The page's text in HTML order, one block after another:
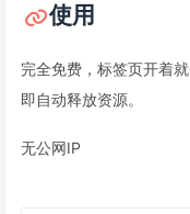
使用
完全免费，标签页开着
即自动释放资源。
无公网IP